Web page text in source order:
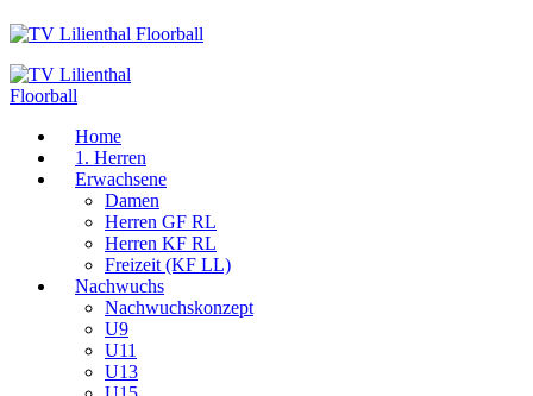
Home
1. Herren
Erwachsene
Damen
Herren GF RL
Herren KF RL
Freizeit (KF LL)
Nachwuchs
Nachwuchskonzept
U9
U11
U13